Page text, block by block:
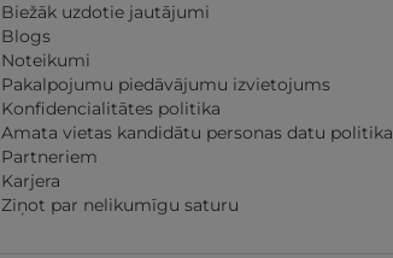
Biežāk uzdotie jautājumi
Blogs
Noteikumi
Pakalpojumu piedāvājumu izvietojums
Konfidencialitātes politika
Amata vietas kandidātu personas datu politika
Partneriem
Karjera
Ziņot par nelikumīgu saturu